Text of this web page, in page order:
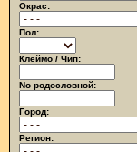
Окрас:
Пол:
Клеймо / Чип:
No родословной:
Город:
Регион: